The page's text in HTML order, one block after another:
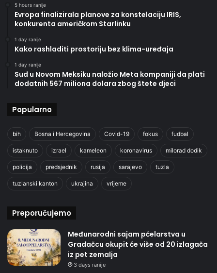
5 hours ranije
Evropa finalizirala planove za konstelaciju IRIS,
konkurenta američkom Starlinku
1 day ranije
Kako rashladiti prostoriju bez klima-uređaja
1 day ranije
Sud u Novom Meksiku naložio Meta kompaniji da plati
dodatnih 567 miliona dolara zbog štete djeci
Popularno
bih Bosna i Hercegovina Covid-19 fokus fudbal
istaknuto izrael kameleon koronavirus milorad dodik
policija predsjednik rusija sarajevo tuzla
tuzlanski kanton ukrajina vrijeme
Preporučujemo
Međunarodni sajam pčelarstva u
Gradačcu okupit će više od 20 izlagača
iz pet zemalja
3 days ranije